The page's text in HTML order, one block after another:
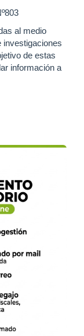
al medio
investigaciones
de estas
información a